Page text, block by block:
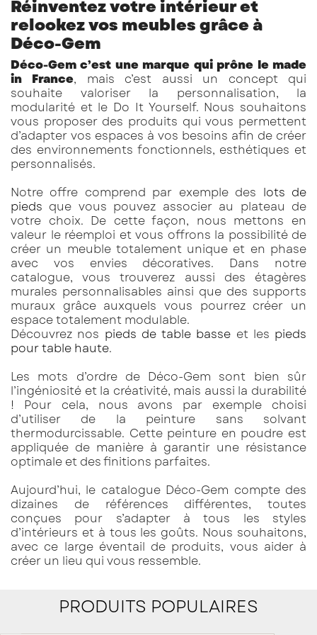
Réinventez votre intérieur et
relookez vos meubles grâce à
Déco-Gem
Déco-Gem c’est une marque qui prône le made
in France, mais c’est aussi un concept qui
souhaite valoriser la personnalisation, la
modularité et le Do It Yourself. Nous souhaitons
vous proposer des produits qui vous permettent
d’adapter vos espaces à vos besoins afin de créer
des environnements fonctionnels, esthétiques et
personnalisés.
Notre offre comprend par exemple des lots de
pieds que vous pouvez associer au plateau de
votre choix. De cette façon, nous mettons en
valeur le réemploi et vous offrons la possibilité de
créer un meuble totalement unique et en phase
avec vos envies décoratives. Dans notre
catalogue, vous trouverez aussi des étagères
murales personnalisables ainsi que des supports
muraux grâce auxquels vous pourrez créer un
espace totalement modulable.
Découvrez nos pieds de table basse et les pieds
pour table haute.
Les mots d’ordre de Déco-Gem sont bien sûr
l’ingéniosité et la créativité, mais aussi la durabilité
! Pour cela, nous avons par exemple choisi
d’utiliser de la peinture sans solvant
thermodurcissable. Cette peinture en poudre est
appliquée de manière à garantir une résistance
optimale et des finitions parfaites.
Aujourd’hui, le catalogue Déco-Gem compte des
dizaines de références différentes, toutes
conçues pour s’adapter à tous les styles
d’intérieurs et à tous les goûts. Nous souhaitons,
avec ce large éventail de produits, vous aider à
créer un lieu qui vous ressemble.
PRODUITS POPULAIRES